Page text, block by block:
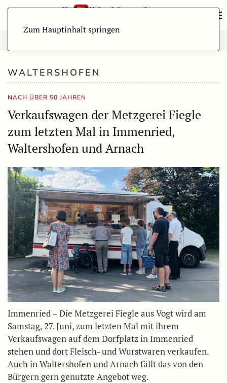
Zum Hauptinhalt springen
WALTERSHOFEN
NACH ÜBER 50 JAHREN
Verkaufswagen der Metzgerei Fiegle
zum letzten Mal in Immenried,
Waltershofen und Arnach
Immenried – Die Metzgerei Fiegle aus Vogt wird am
Samstag, 27. Juni, zum letzten Mal mit ihrem
Verkaufswagen auf dem Dorfplatz in Immenried
stehen und dort Fleisch- und Wurstwaren verkaufen.
Auch in Waltershofen und Arnach fällt das von den
Bürgern gern genutzte Angebot weg.